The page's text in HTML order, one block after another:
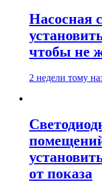
Насосная
чтобы не
2 недели тому
от показа